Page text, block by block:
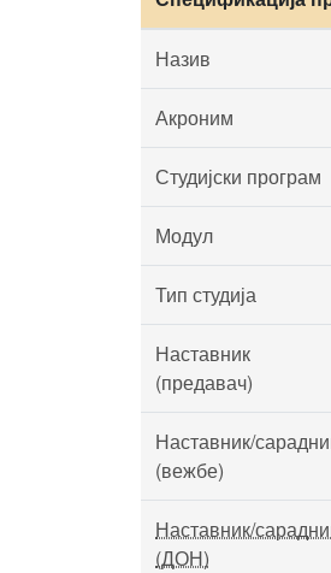
Назив
Акроним
Студијски програм
Модул
Тип студија
Наставник
(предавач)
Наставник/
(вежбе)
Наставник/
(ДОН)